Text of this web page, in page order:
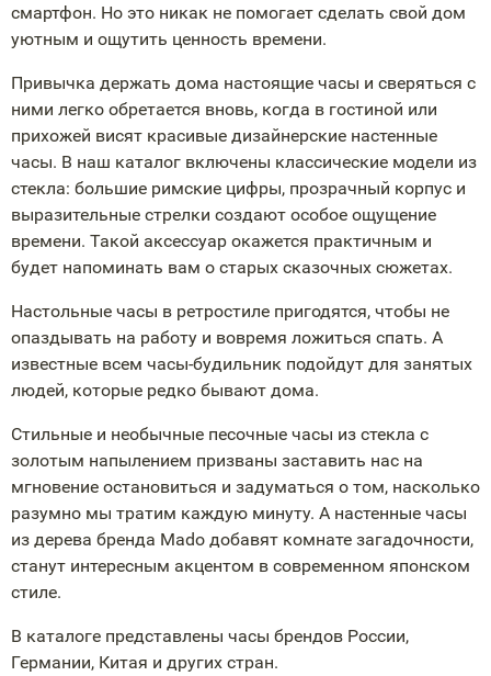
смартфон. Но это никак не помогает сделать свой дом
уютным и ощутить ценность времени.
Привычка держать дома настоящие часы и сверяться с
ними легко обретается вновь, когда в гостиной или
прихожей висят красивые дизайнерские настенные
часы. В наш каталог включены классические модели из
стекла: большие римские цифры, прозрачный корпус и
выразительные стрелки создают особое ощущение
времени. Такой аксессуар окажется практичным и
будет напоминать вам о старых сказочных сюжетах.
Настольные часы в ретростиле пригодятся, чтобы не
опаздывать на работу и вовремя ложиться спать. А
известные всем часы-будильник подойдут для занятых
людей, которые редко бывают дома.
Стильные и необычные песочные часы из стекла с
золотым напылением призваны заставить нас на
мгновение остановиться и задуматься о том, насколько
разумно мы тратим каждую минуту. А настенные часы
из дерева бренда Mado добавят комнате загадочности,
станут интересным акцентом в современном японском
стиле.
В каталоге представлены часы брендов России,
Германии, Китая и других стран.